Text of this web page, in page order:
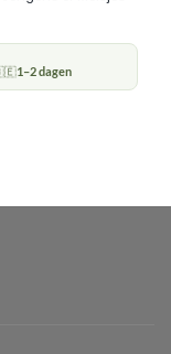
1–2 dagen